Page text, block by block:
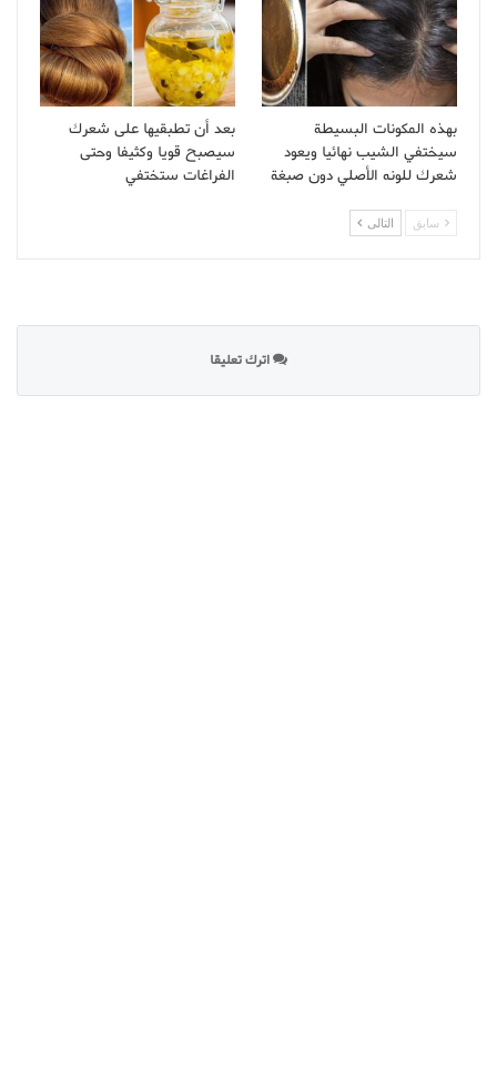
بهذه المكونات البسيطة
سيختفي الشيب نهائيا ويعود
شعرك للونه الأصلي دون صبغة
بعد أن تطبقيها على شعرك
سيصبح قويا وكثيفا وحتى
الفراغات ستختفي
سابق التالى
اترك تعليقا